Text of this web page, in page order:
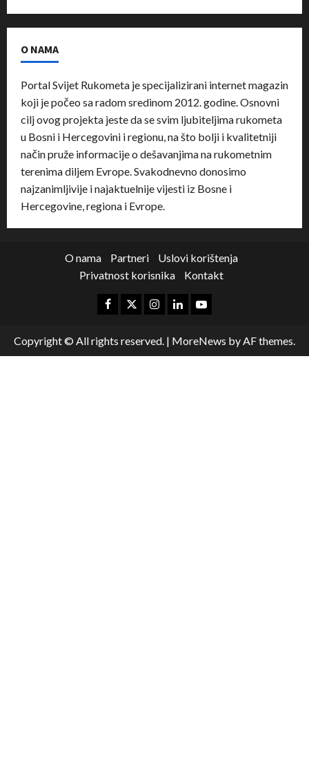
O NAMA
Portal Svijet Rukometa je specijalizirani internet magazin
koji je počeo sa radom sredinom 2012. godine. Osnovni
cilj ovog projekta jeste da se svim ljubiteljima rukometa
u Bosni i Hercegovini i regionu, na što bolji i kvalitetniji
način pruže informacije o dešavanjima na rukometnim
terenima diljem Evrope. Svakodnevno donosimo
najzanimljivije i najaktuelnije vijesti iz Bosne i
Hercegovine, regiona i Evrope.
O nama Partneri
Uslovi korištenja
Privatnost korisnika
Kontakt
Copyright © All rights reserved. | MoreNews by AF themes.